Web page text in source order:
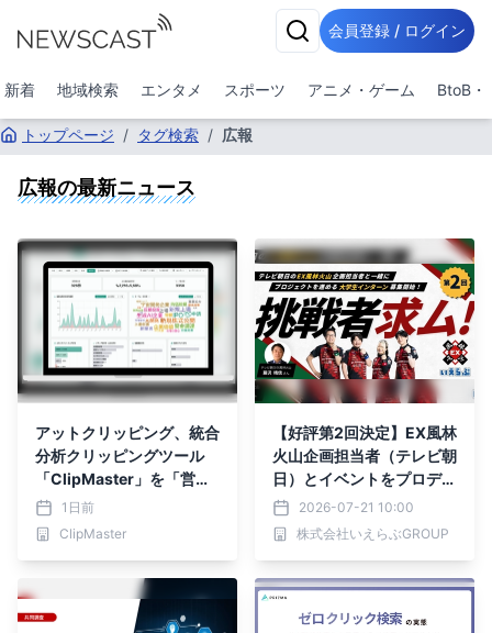
会員登録 / ログイン
新着 地域検索 エンタメ スポーツ アニメ・ゲーム BtoB・
トップページ / タグ検索 / 広報
広報の最新ニュース
アットクリッピング、統合
分析クリッピングツール
「ClipMaster」を「営
業・マーケDXPO 東京’26
【夏】」に出展
1日前
ClipMaster
【好評第2回決定】EX風林
火山企画担当者（テレビ朝
日）とイベントをプロデュ
ース！企画・広報を実践で
学ぶ大学生インターンの募
集を開始｜いえらぶGROU
2026-07-21 10:00
株式会社いえらぶGROUP